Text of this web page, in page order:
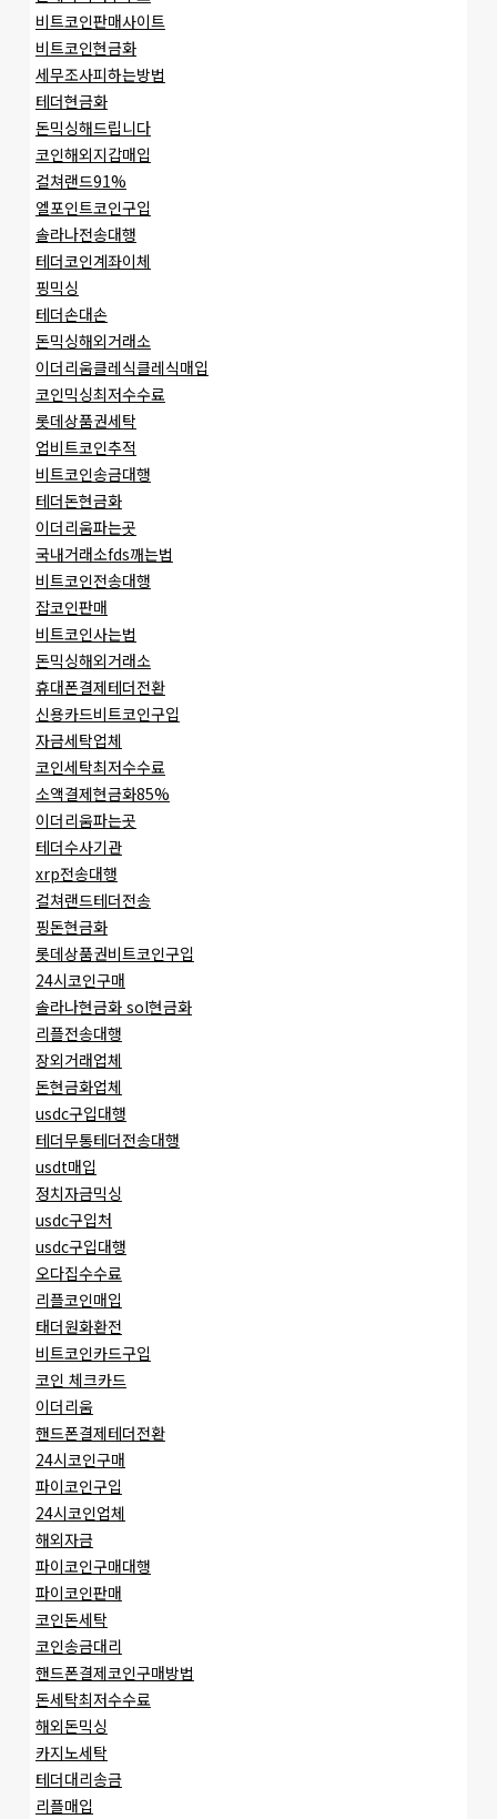
비트코인판매사이트
비트코인현금화
세무조사피하는방법
테더현금화
돈믹싱해드립니다
코인해외지갑매입
컬쳐랜드91%
엘포인트코인구입
솔라나전송대행
테더코인계좌이체
핑믹싱
테더손대손
돈믹싱해외거래소
이더리움클레식클레식매입
코인믹싱최저수수료
롯데상품권세탁
업비트코인추적
비트코인송금대행
테더돈현금화
이더리움파는곳
국내거래소fds깨는법
비트코인전송대행
잡코인판매
비트코인사는법
돈믹싱해외거래소
휴대폰결제테더전환
신용카드비트코인구입
자금세탁업체
코인세탁최저수수료
소액결제현금화85%
이더리움파는곳
테더수사기관
xrp전송대행
컬쳐랜드테더전송
핑돈현금화
롯데상품권비트코인구입
24시코인구매
솔라나현금화 sol현금화
리플전송대행
장외거래업체
돈현금화업체
usdc구입대행
테더무통테더전송대행
usdt매입
정치자금믹싱
usdc구입처
usdc구입대행
오다집수수료
리플코인매입
태더원화환전
비트코인카드구입
코인 체크카드
이더리움
핸드폰결제테더전환
24시코인구매
파이코인구입
24시코인업체
해외자금
파이코인구매대행
파이코인판매
코인돈세탁
코인송금대리
핸드폰결제코인구매방법
돈세탁최저수수료
해외돈믹싱
카지노세탁
테더대리송금
리플매입